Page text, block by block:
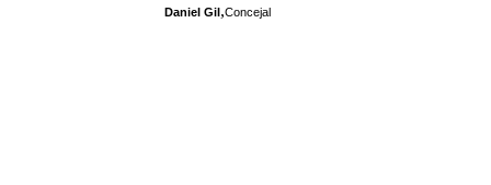
Daniel Gil,Concejal